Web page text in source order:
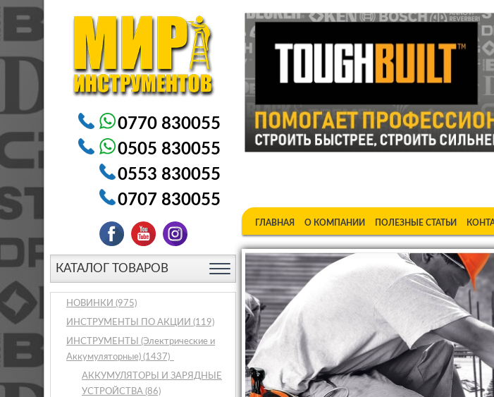
0770 830055
0505 830055
0553 830055
0707 830055
ГЛАВНАЯ О КОМПАНИИ ПОЛЕЗНЫЕ СТАТЬИ
КАТАЛОГ ТОВАРОВ
НОВИНКИ (975)
ИНСТРУМЕНТЫ ПО АКЦИИ (119)
ИНСТРУМЕНТЫ (Электрические и
Аккумуляторные) (1437)
АККУМУЛЯТОРЫ И ЗАРЯДНЫЕ
УСТРОЙСТВА (86)